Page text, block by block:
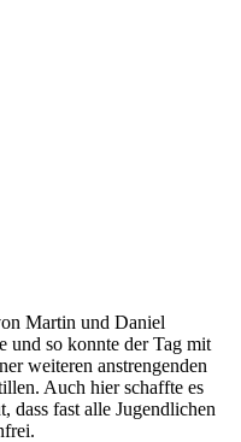
Martin und Daniel
und so konnte der Tag mit
weiteren anstrengenden
Auch hier schaffte es
dass fast alle Jugendlichen